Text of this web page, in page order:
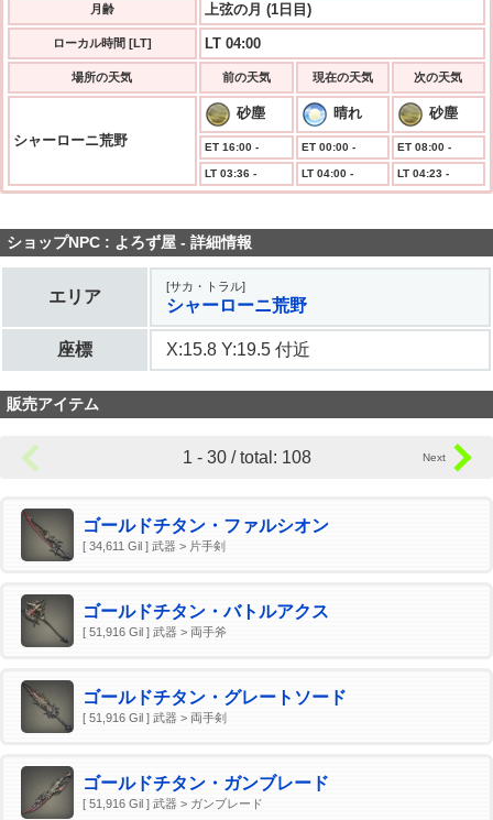
月齢 上弦の月 (1日目)
ローカル時間 [LT] LT 04:00
場所の天気 前の天気 現在の天気 次の天気
シャーローニ荒野
砂塵 晴れ 砂塵
ET 16:00 - ET 00:00 - ET 08:00 -
LT 03:36 - LT 04:00 - LT 04:23 -
ショップNPC : よろず屋 - 詳細情報
エリア
[サカ・トラル]
シャーローニ荒野
座標 X:15.8 Y:19.5 付近
販売アイテム
1 - 30 / total: 108
ゴールドチタン・ファルシオン
[ 34,611 Gil ] 武器 > 片手剣
ゴールドチタン・バトルアクス
[ 51,916 Gil ] 武器 > 両手斧
ゴールドチタン・グレートソード
[ 51,916 Gil ] 武器 > 両手剣
ゴールドチタン・ガンブレード
[ 51,916 Gil ] 武器 > ガンブレード